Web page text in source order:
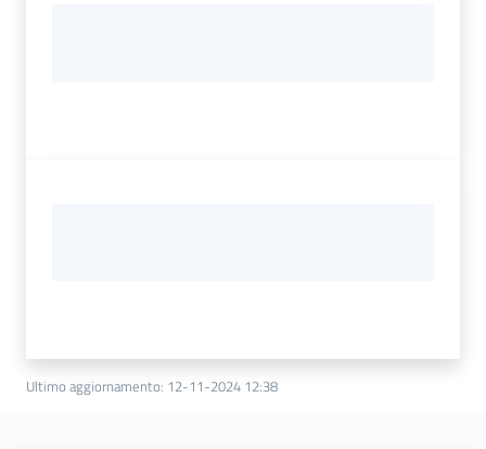
Ultimo aggiornamento: 12-11-2024 12:38